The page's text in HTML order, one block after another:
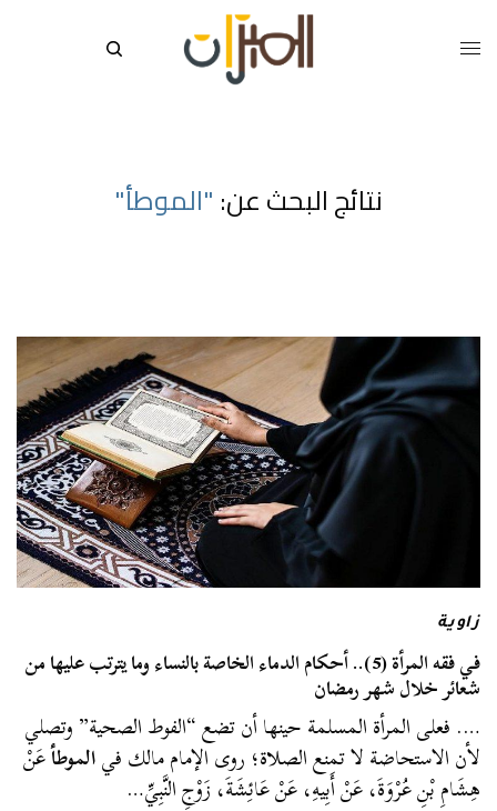
نتائج البحث عن: "الموطأ"
زاوية
في فقه المرأة (5).. أحكام الدماء الخاصة بالنساء وما يترتب عليها من
شعائر خلال شهر رمضان
…. فعلى المرأة المسلمة حينها أن تضع “الفوط الصحية” وتصلي
لأن الاستحاضة لا تمنع الصلاة؛ روى الإمام مالك فيالموطأعَنْ
هِشَامِ بْنِ عُرْوَةَ، عَنْ أَبِيهِ، عَنْ عَائِشَةَ، زَوْجِ النَّبِيِّ…